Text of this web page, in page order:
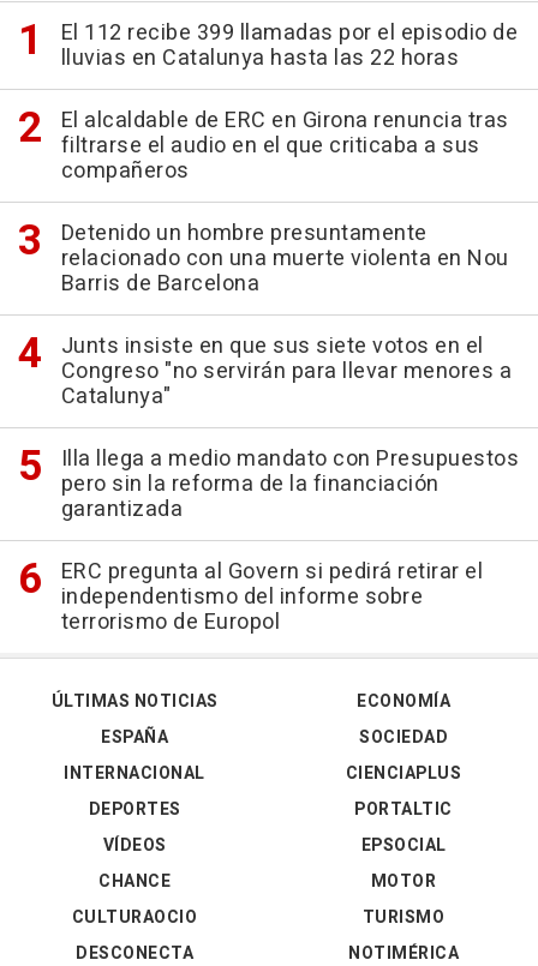
El 112 recibe 399 llamadas por el episodio de
lluvias en Catalunya hasta las 22 horas
El alcaldable de ERC en Girona renuncia tras
filtrarse el audio en el que criticaba a sus
compañeros
Detenido un hombre presuntamente
relacionado con una muerte violenta en Nou
Barris de Barcelona
Junts insiste en que sus siete votos en el
Congreso "no servirán para llevar menores a
Catalunya"
Illa llega a medio mandato con Presupuestos
pero sin la reforma de la financiación
garantizada
ERC pregunta al Govern si pedirá retirar el
independentismo del informe sobre
terrorismo de Europol
ÚLTIMAS NOTICIAS
ESPAÑA
INTERNACIONAL
DEPORTES
VÍDEOS
ECONOMÍA
SOCIEDAD
CIENCIAPLUS
PORTALTIC
EPSOCIAL
CHANCE
CULTURAOCIO
DESCONECTA
MOTOR
TURISMO
NOTIMÉRICA